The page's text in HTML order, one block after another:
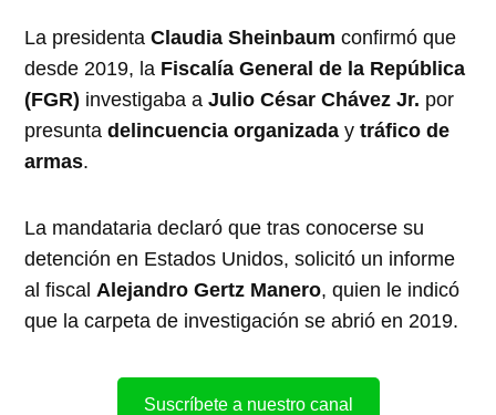
La presidentaClaudia Sheinbaum confirmó que
desde 2019, la Fiscalía General de la República
(FGR) investigaba aJulio César Chávez Jr. por
presuntadelincuencia organizada ytráfico de
armas.
La mandataria declaró que tras conocerse su
detención en Estados Unidos, solicitó un informe
al fiscal Alejandro Gertz Manero, quien le indicó
que la carpeta de investigación se abrió en 2019.
Suscríbete a nuestro canal